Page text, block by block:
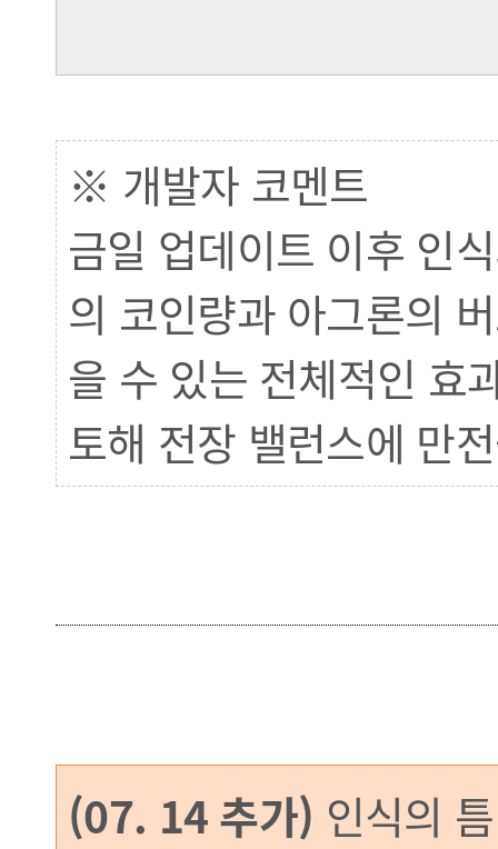
※ 개발자 코멘트
금일 업데이트 이후 인
의 코인량과 아그론의
을 수 있는 전체적인 효
토해 전장 밸런스에 만
(07. 14 추가) 인식의